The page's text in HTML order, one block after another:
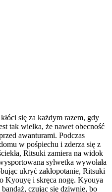
się za każdym razem, gdy
tak wielka, że nawet obecność
awanturami. Podczas
w pośpiechu i zderza się z
Ritsuki zamiera na widok
sylwetka wywołała
ukryć zakłopotanie, Ritsuki
Kyouyę i skręca nogę. Kyouya
czując się dziwnie, bo